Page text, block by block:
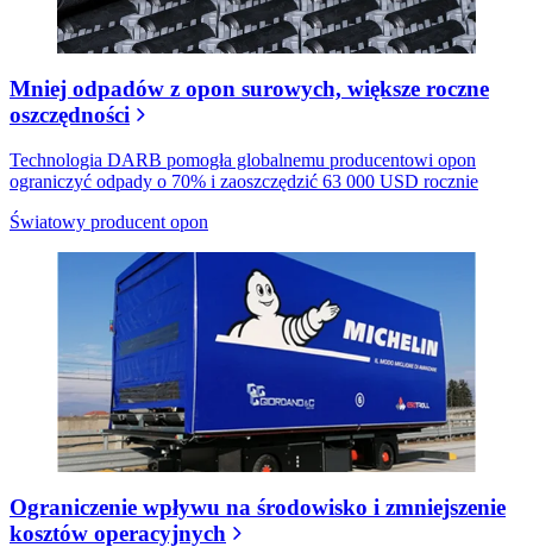
Mniej odpadów z opon surowych, większe roczne
oszczędności
Technologia DARB pomogła globalnemu producentowi opon
ograniczyć odpady o 70% i zaoszczędzić 63 000 USD rocznie
Światowy producent opon
Ograniczenie wpływu na środowisko i zmniejszenie
kosztów operacyjnych